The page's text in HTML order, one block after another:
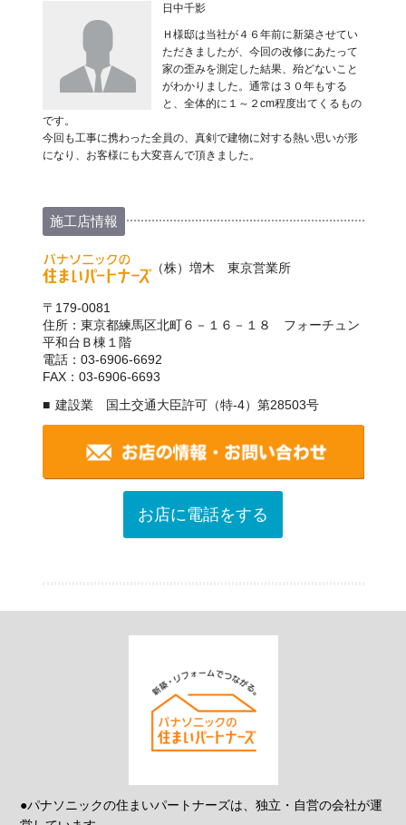
日中千影
Ｈ様邸は当社が４６年前に新築させてい
ただきましたが、今回の改修にあたって
家の歪みを測定した結果、殆どないこと
がわかりました。通常は３０年もする
と、全体的に１～２cm程度出てくるもの
です。
今回も工事に携わった全員の、真剣で建物に対する熱い思いが形
になり、お客様にも大変喜んで頂きました。
施工店情報
（株）増木 東京営業所
〒179-0081
住所：東京都練馬区北町６－１６－１８ フォーチュン
平和台Ｂ棟１階
電話：03-6906-6692
FAX：03-6906-6693
建設業 国土交通大臣許可（特-4）第28503号
お店に電話をする
●パナソニックの住まいパートナーズは、独立・自営の会社が運